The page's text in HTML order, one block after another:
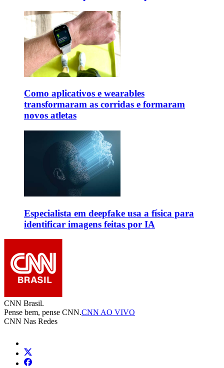
Como aplicativos e wearables
transformaram as corridas e formaram
novos atletas
Especialista em deepfake usa a física para
identificar imagens feitas por IA
CNN Brasil.
Pense bem, pense CNN.CNN AO VIVO
CNN Nas Redes